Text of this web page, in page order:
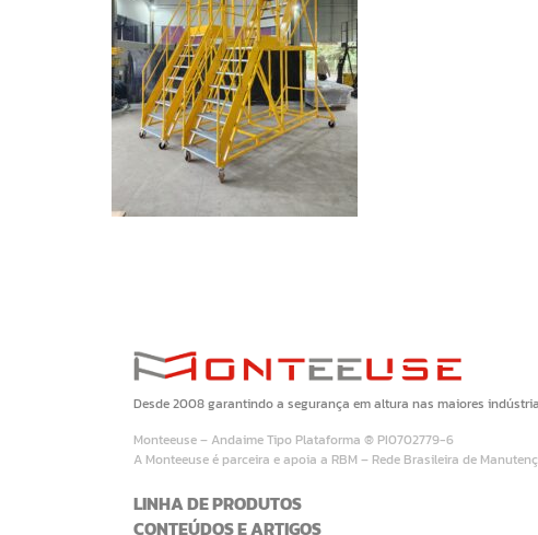
Desde 2008 garantindo a segurança em altura nas maiores
Monteeuse – Andaime Tipo Plataforma ® PI0702779-6
A Monteeuse é parceira e apoia a RBM – Rede Brasileira de
LINHA DE PRODUTOS
CONTEÚDOS E ARTIGOS